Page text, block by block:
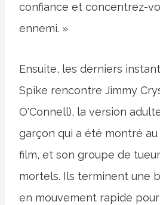
confiance et concentrez-
ennemi. »
Ensuite, les derniers
Spike rencontre Jimmy
O'Connell), la version
garçon qui a été montré
film, et son groupe de
mortels. Ils terminent une
en mouvement rapide